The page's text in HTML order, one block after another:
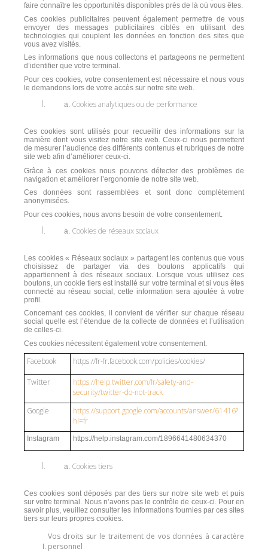
faire connaître les opportunités disponibles près de là où vous êtes.
Ces cookies publicitaires peuvent également permettre de vous
envoyer des messages publicitaires ciblés en utilisant des
technologies qui couplent les données en fonction des sites que
vous avez visités.
Les informations que nous collectons et partageons ne permettent
d’identifier que votre terminal.
Pour ces cookies, votre consentement est nécessaire et nous vous
le demandons lors de votre accès sur notre site web.
Cookies analytiques ou de performance
Ces cookies sont utilisés pour recueillir des informations sur la
manière dont vous visitez notre site web. Ceux-ci nous permettent
de mesurer l’audience des différents contenus et rubriques de notre
site web afin d’améliorer ceux-ci.
Grâce à ces cookies nous pouvons détecter des problèmes de
navigation et améliorer l’ergonomie de notre site web.
Ces données sont rassemblées et sont donc complètement
anonymisées.
Pour ces cookies, nous avons besoin de votre consentement.
Cookies de réseaux sociaux
Les cookies « Réseaux sociaux » partagent les contenus que vous
choisissez de partager via des boutons applicatifs qui
appartiennent à des réseaux sociaux. Lorsque vous utilisez ces
boutons, un cookie tiers est installé sur votre terminal et si vous êtes
connecté au réseau social, cette information sera ajoutée à votre
profil.
Concernant ces cookies, il convient de vérifier sur chaque réseau
social quelle est l’étendue de la collecte de données et l’utilisation
de celles-ci.
Ces cookies nécessitent également votre consentement.
Facebook https://fr-fr.facebook.com/policies/cookies/
Twitter
https://help.twitter.com/fr/safety-and-
security/twitter-do-not-track
Google
https://support.google.com/accounts/answer/61416?
hl=fr
Instagram https://help.instagram.com/1896641480634370
Cookies tiers
Ces cookies sont déposés par des tiers sur notre site web et puis
sur votre terminal. Nous n’avons pas le contrôle de ceux-ci. Pour en
savoir plus, veuillez consulter les informations fournies par ces sites
tiers sur leurs propres cookies.
Vos droits sur le traitement de vos données à caractère
personnel